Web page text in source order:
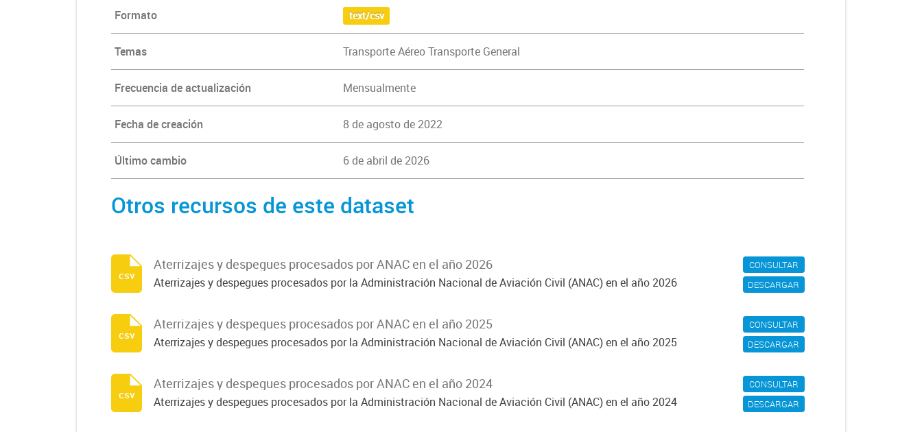
Formato text/csv
Temas Transporte Aéreo Transporte General
Frecuencia de actualización Mensualmente
Fecha de creación 8 de agosto de 2022
Último cambio 6 de abril de 2026
Otros recursos de este dataset
CONSULTAR
DESCARGAR
Aterrizajes y despegues procesados por ANAC en el año 2026
Aterrizajes y despegues procesados por la Administración Nacional de Aviación Civil (ANAC) en el año 2026
csv
CONSULTAR
DESCARGAR
Aterrizajes y despegues procesados por ANAC en el año 2025
Aterrizajes y despegues procesados por la Administración Nacional de Aviación Civil (ANAC) en el año 2025
csv
CONSULTAR
DESCARGAR
Aterrizajes y despegues procesados por ANAC en el año 2024
Aterrizajes y despegues procesados por la Administración Nacional de Aviación Civil (ANAC) en el año 2024
csv